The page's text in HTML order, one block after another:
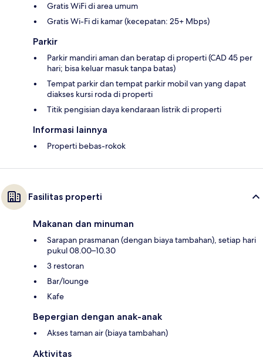
Gratis WiFi di area umum
Gratis Wi-Fi di kamar (kecepatan: 25+ Mbps)
Parkir
Parkir mandiri aman dan beratap di properti (CAD 45 per
hari; bisa keluar masuk tanpa batas)
Tempat parkir dan tempat parkir mobil van yang dapat
diakses kursi roda di properti
Titik pengisian daya kendaraan listrik di properti
Informasi lainnya
Properti bebas-rokok
Fasilitas properti
Makanan dan minuman
Sarapan prasmanan (dengan biaya tambahan), setiap hari
pukul 08.00–10.30
3 restoran
Bar/lounge
Kafe
Bepergian dengan anak-anak
Akses taman air (biaya tambahan)
Aktivitas